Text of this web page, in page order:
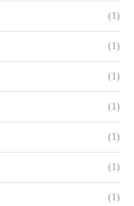
(1)
(1)
(1)
(1)
(1)
(1)
(1)